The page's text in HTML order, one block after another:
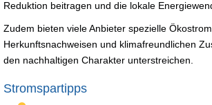
Reduktion beitragen und die lokale
Zudem bieten viele Anbieter spezielle
Herkunftsnachweisen und klimafreundlichen
den nachhaltigen Charakter unterstreichen.
Stromspartipps